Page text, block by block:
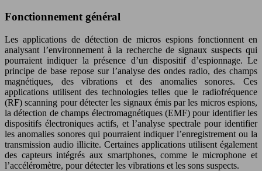
Fonctionnement général
Les applications de détection de micros espions fonctionnent en
analysant l’environnement à la recherche de signaux suspects qui
pourraient indiquer la présence d’un dispositif d’espionnage. Le
principe de base repose sur l’analyse des ondes radio, des champs
magnétiques, des vibrations et des anomalies sonores. Ces
applications utilisent des technologies telles que le radiofréquence
(RF) scanning pour détecter les signaux émis par les micros espions,
la détection de champs électromagnétiques (EMF) pour identifier les
dispositifs électroniques actifs, et l’analyse spectrale pour identifier
les anomalies sonores qui pourraient indiquer l’enregistrement ou la
transmission audio illicite. Certaines applications utilisent également
des capteurs intégrés aux smartphones, comme le microphone et
l’accéléromètre, pour détecter les vibrations et les sons suspects.